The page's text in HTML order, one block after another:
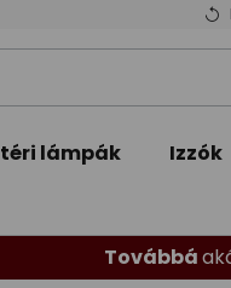
lámpák Izzók
Továbbá